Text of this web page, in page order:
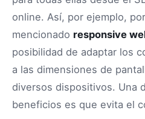
online. Así, por ejemplo,
mencionado responsive
posibilidad de adaptar los
a las dimensiones de
diversos dispositivos. Una
beneficios es que evita el